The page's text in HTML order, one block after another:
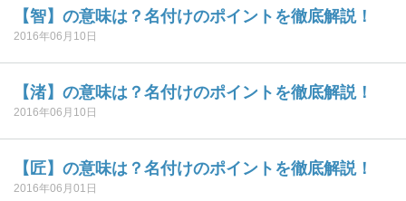
【智】の意味は？名付けのポイントを徹底解説！
2016年06月10日
【渚】の意味は？名付けのポイントを徹底解説！
2016年06月10日
【匠】の意味は？名付けのポイントを徹底解説！
2016年06月01日